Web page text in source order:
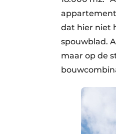
dat hier niet
spouwblad.
maar op de